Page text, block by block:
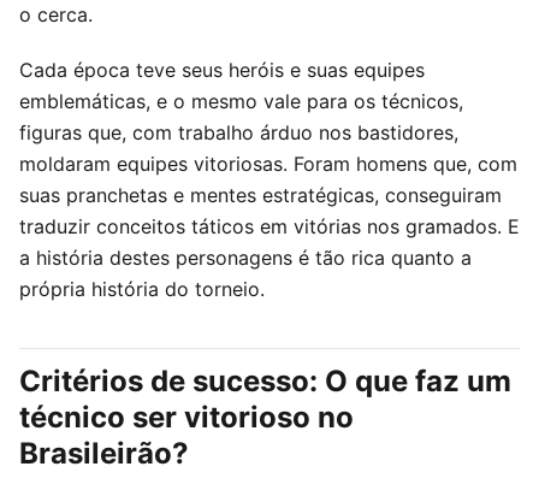
o cerca.
Cada época teve seus heróis e suas equipes
emblemáticas, e o mesmo vale para os técnicos,
figuras que, com trabalho árduo nos bastidores,
moldaram equipes vitoriosas. Foram homens que, com
suas pranchetas e mentes estratégicas, conseguiram
traduzir conceitos táticos em vitórias nos gramados. E
a história destes personagens é tão rica quanto a
própria história do torneio.
Critérios de sucesso: O que faz um
técnico ser vitorioso no
Brasileirão?